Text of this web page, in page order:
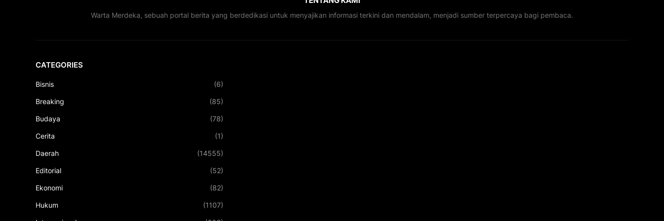
Warta Merdeka, sebuah portal berita yang berdedikasi untuk menyajikan informasi terkini dan mendalam, menjadi sumber terpercaya bagi pembaca.
CATEGORIES
Bisnis (6)
Breaking (85)
Budaya (78)
Cerita (1)
Daerah (14555)
Editorial (52)
Ekonomi (82)
Hukum (1107)